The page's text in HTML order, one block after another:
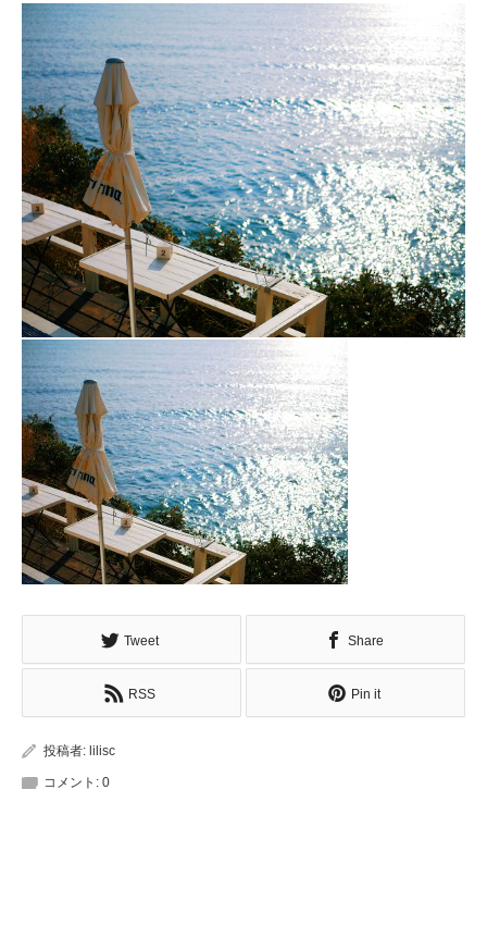
Tweet Share
RSS Pin it
投稿者: lilisc
コメント: 0